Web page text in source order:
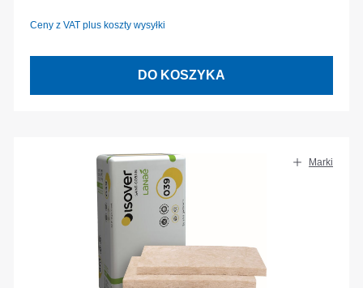
Ceny z VAT plus koszty wysyłki
DO KOSZYKA
Marki